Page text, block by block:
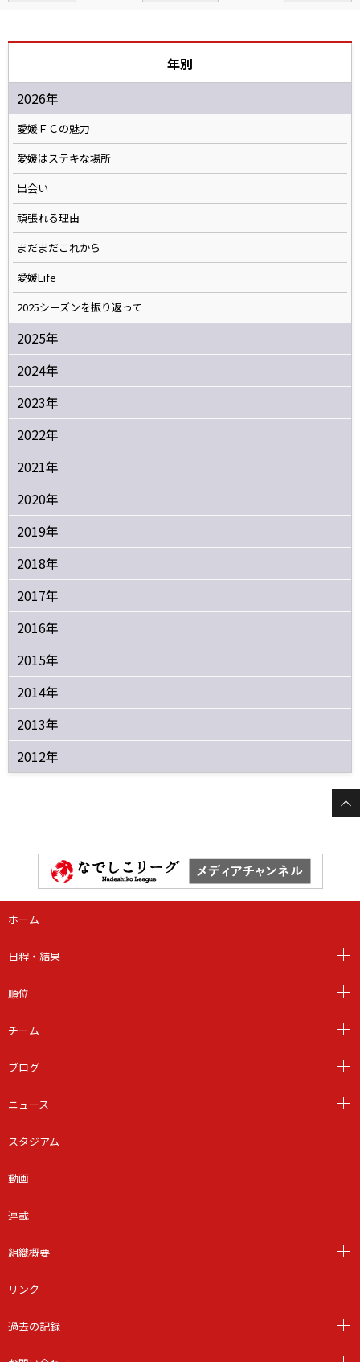
年別
2026年
愛媛ＦＣの魅力
愛媛はステキな場所
出会い
頑張れる理由
まだまだこれから
愛媛Life
2025シーズンを振り返って
2025年
2024年
2023年
2022年
2021年
2020年
2019年
2018年
2017年
2016年
2015年
2014年
2013年
2012年
ホーム
日程・結果
順位
チーム
ブログ
ニュース
スタジアム
動画
連載
組織概要
リンク
過去の記録